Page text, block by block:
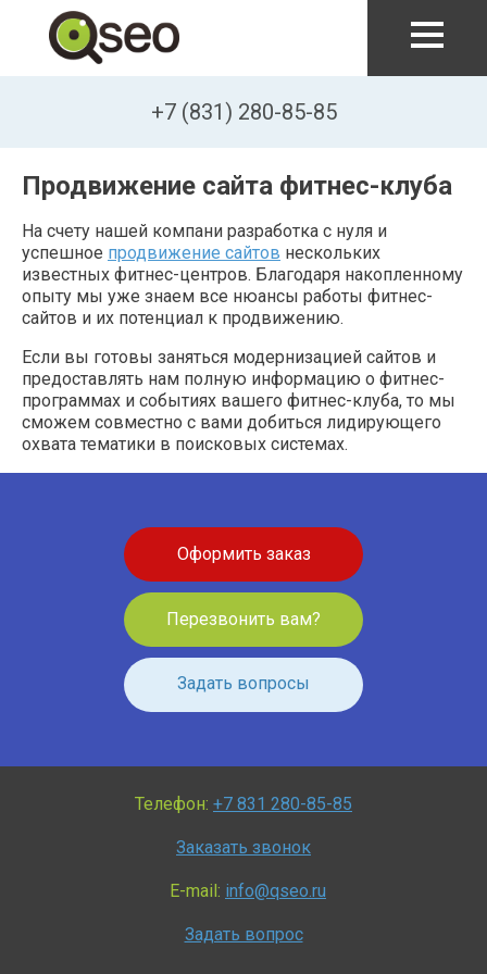
Перейти к основному содержанию
+7 (831) 280-85-85
Продвижение сайта фитнес-клуба
На счету нашей компани разработка с нуля и
успешное продвижение сайтов нескольких
известных фитнес-центров. Благодаря накопленному
опыту мы уже знаем все нюансы работы фитнес-
сайтов и их потенциал к продвижению.
Если вы готовы заняться модернизацией сайтов и
предоставлять нам полную информацию о фитнес-
программах и событиях вашего фитнес-клуба, то мы
сможем совместно с вами добиться лидирующего
охвата тематики в поисковых системах.
Оформить заказ
Перезвонить вам?
Задать вопросы
Телефон: +7 831 280-85-85
Заказать звонок
E-mail: info@qseo.ru
Задать вопрос